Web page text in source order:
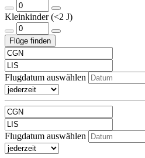
Kleinkinder (<2 J)
Flugdatum auswählen
Flugdatum auswählen